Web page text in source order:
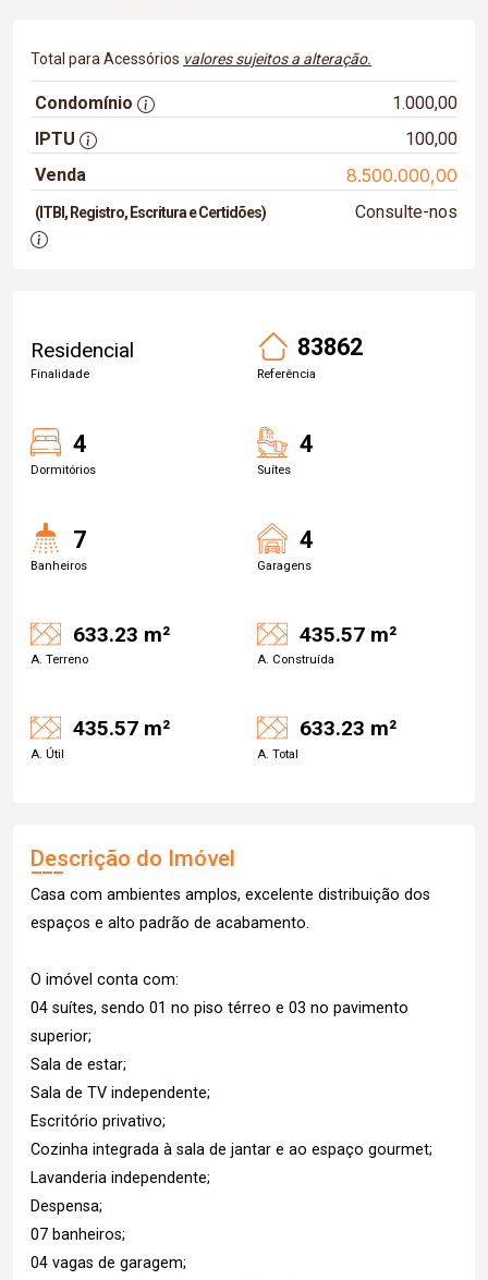
Total para Acessórios valores sujeitos a alteração.
Condomínio
1.000,00
IPTU
100,00
Venda
8.500.000,00
(ITBI, Registro, Escritura e Certidões) Consulte-nos
Residencial
Finalidade
83862
Referência
4
Dormitórios
4
Suítes
7
Banheiros
4
Garagens
633.23 m²
A. Terreno
435.57 m²
A. Construída
435.57 m²
A. Útil
633.23 m²
A. Total
Descrição do Imóvel
Casa com ambientes amplos, excelente distribuição dos
espaços e alto padrão de acabamento.
O imóvel conta com:
04 suítes, sendo 01 no piso térreo e 03 no pavimento
superior;
Sala de estar;
Sala de TV independente;
Escritório privativo;
Cozinha integrada à sala de jantar e ao espaço gourmet;
Lavanderia independente;
Despensa;
07 banheiros;
04 vagas de garagem;